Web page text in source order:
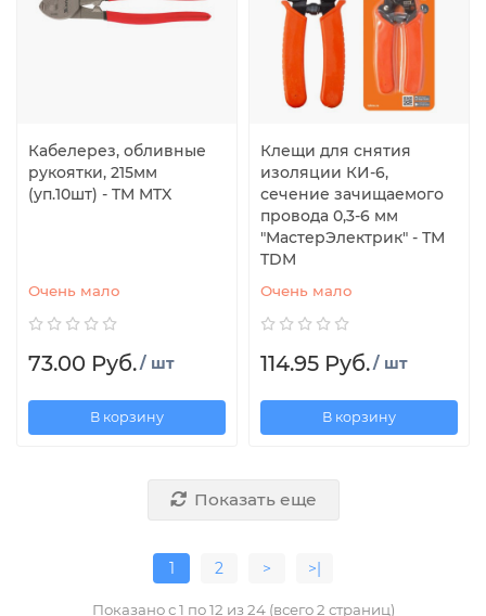
Кабелерез, обливные
рукоятки, 215мм
(уп.10шт) - TM MTX
Очень мало
73.00 Руб./ шт
В корзину
Клещи для снятия
изоляции КИ-6,
сечение зачищаемого
провода 0,3-6 мм
"МастерЭлектрик" - ТМ
TDM
Очень мало
114.95 Руб./ шт
В корзину
Показать еще
1 2 > >|
Показано с 1 по 12 из 24 (всего 2 страниц)